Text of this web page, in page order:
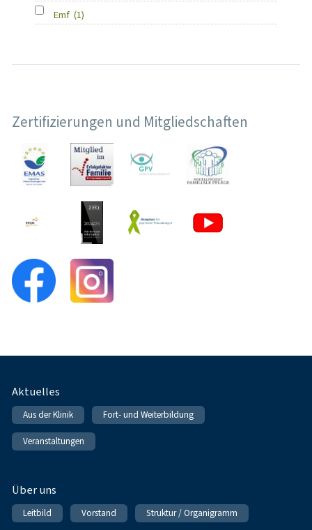
Emf (1)
Zertifizierungen und Mitgliedschaften
Fußnavigation
Aktuelles
Aus der Klinik Fort- und Weiterbildung
Veranstaltungen
Über uns
Leitbild Vorstand Struktur / Organigramm